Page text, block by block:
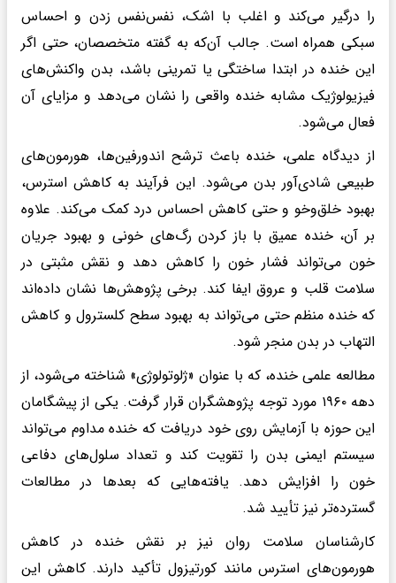
را درگیر می‌کند و اغلب با اشک، نفس‌نفس زدن و احساس
سبکی همراه است. جالب آن‌که به گفته متخصصان، حتی اگر
این خنده در ابتدا ساختگی یا تمرینی باشد، بدن واکنش‌های
فیزیولوژیک مشابه خنده واقعی را نشان می‌دهد و مزایای آن
فعال می‌شود.
از دیدگاه علمی، خنده باعث ترشح اندورفین‌ها، هورمون‌های
طبیعی شادی‌آور بدن می‌شود. این فرآیند به کاهش استرس،
بهبود خلق‌وخو و حتی کاهش احساس درد کمک می‌کند. علاوه
بر آن، خنده عمیق با باز کردن رگ‌های خونی و بهبود جریان
خون می‌تواند فشار خون را کاهش دهد و نقش مثبتی در
سلامت قلب و عروق ایفا کند. برخی پژوهش‌ها نشان داده‌اند
که خنده منظم حتی می‌تواند به بهبود سطح کلسترول و کاهش
التهاب در بدن منجر شود.
مطالعه علمی خنده، که با عنوان «ژلوتولوژی» شناخته می‌شود، از
دهه ۱۹۶۰ مورد توجه پژوهشگران قرار گرفت. یکی از پیشگامان
این حوزه با آزمایش روی خود دریافت که خنده مداوم می‌تواند
سیستم ایمنی بدن را تقویت کند و تعداد سلول‌های دفاعی
خون را افزایش دهد. یافته‌هایی که بعدها در مطالعات
گسترده‌تر نیز تأیید شد.
کارشناسان سلامت روان نیز بر نقش خنده در کاهش
هورمون‌های استرس مانند کورتیزول تأکید دارند. کاهش این